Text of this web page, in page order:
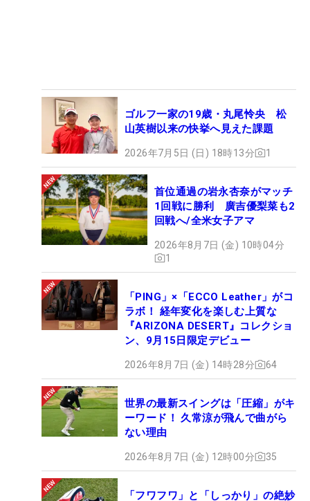
ゴルフ一家の19歳・丸尾怜央 松
山英樹以来の快挙へ見えた課題
2026年7月5日 (日) 18時13分 1
首位通過の岩永杏奈がマッチ
1回戦に勝利 廣吉優梨菜も2
回戦へ/全米女子アマ
2026年8月7日 (金) 10時04分
1
「PING」×「ECCO Leather」がコ
ラボ！ 経年変化を楽しむ上質な
『ARIZONA DESERT』コレクショ
ン、9月15日限定デビュー
2026年8月7日 (金) 14時28分 64
世界の最新スイングは「圧縮」がキ
ーワード！ 久常涼が飛んで曲がら
ない理由
2026年8月7日 (金) 12時00分 35
「フワフワ」と「しっかり」の絶妙